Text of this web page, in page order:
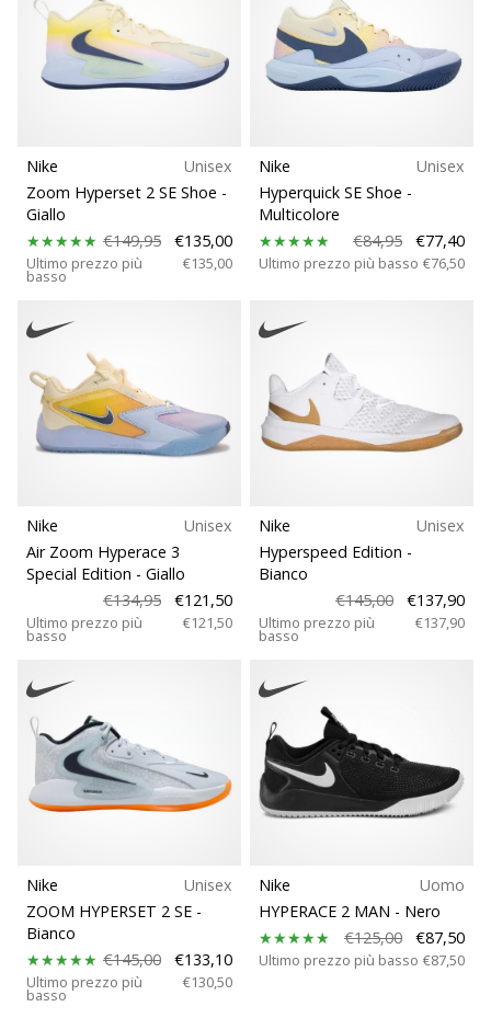
ambassador
Weplayvolleyball
Sei
della
pallavolo
come
noi?
Unisciti
a
come
marchio
Ambassador.
11. 8. 2022
Weplayvolleyball
affiliate
program
Hai
il
sito
personale,
blog,
gestisci
una
pagina
un
forum
online?
Fa’
che
generino
Nike
Unisex
Zoom Hyperset 2 SE Shoe -
Giallo
€149,95
€135,00
Ultimo prezzo più
basso
€135,00
Nike
Unisex
Hyperquick SE Shoe -
Multicolore
€84,95
€77,40
Ultimo prezzo più basso €76,50
Nike
Unisex
Air Zoom Hyperace 3
Special Edition - Giallo
€134,95
€121,50
Ultimo prezzo più
basso
€121,50
Nike
Unisex
Hyperspeed Edition -
Bianco
€145,00
€137,90
Ultimo prezzo più
basso
€137,90
Nike
Unisex
ZOOM HYPERSET 2 SE -
Bianco
€145,00
€133,10
Ultimo prezzo più
basso
€130,50
Nike
Uomo
HYPERACE 2 MAN - Nero
€125,00
€87,50
Ultimo prezzo più basso €87,50